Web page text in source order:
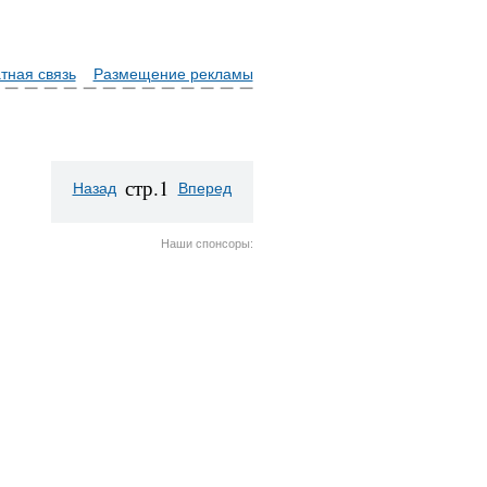
связь Размещение рекламы
Назад стр.1 Вперед
Наши спонсоры: